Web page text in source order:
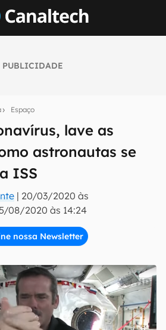
PUBLICIDADE
Espaço
lave as
astronautas se
ISS
| 20/03/2020 às
08/2020 às 14:24
nossa Newsletter
tecnologia em primeira
inscreva-se
e concordo com os Termos de
do Canaltech.